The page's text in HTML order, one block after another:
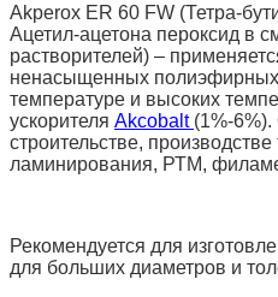
Akperox ER 60 FW (Тетра-
Ацетил-ацетона пероксид в
растворителей) –
ненасыщенных
температуре и высоких
ускорителя Akcobalt (1%-
строительстве,
ламинирования, РТМ,
Рекомендуется для
для больших диаметров и